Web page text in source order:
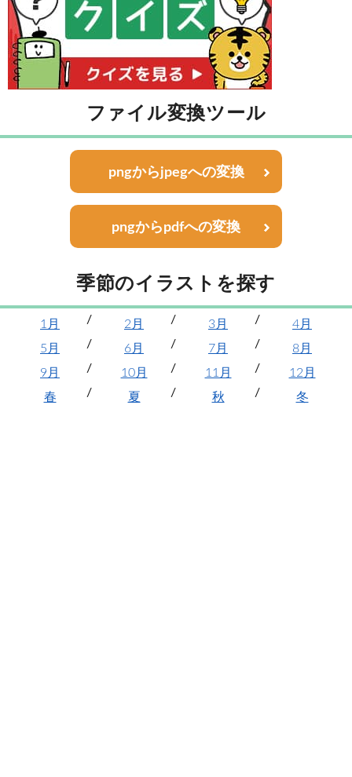
ファイル変換ツール
pngからjpegへの変換
pngからpdfへの変換
季節のイラストを探す
1月 2月 3月
4月
5月
6月 7月
8月
9月
10月 11月
12月
春
夏 秋 冬